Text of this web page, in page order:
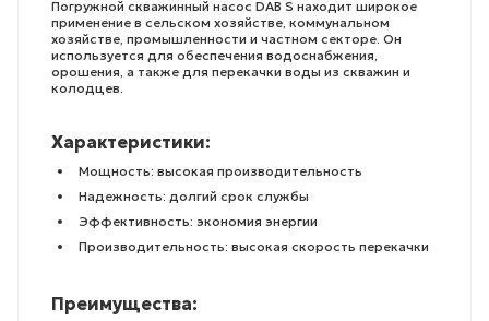
Погружной скважинный насос DAB S находит широкое
применение в сельском хозяйстве, коммунальном
хозяйстве, промышленности и частном секторе. Он
используется для обеспечения водоснабжения,
орошения, а также для перекачки воды из скважин и
колодцев.
Характеристики:
Мощность: высокая производительность
Надежность: долгий срок службы
Эффективность: экономия энергии
Производительность: высокая скорость перекачки
Преимущества: